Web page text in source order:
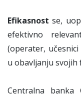
Efikasnost se,
efektivno
(operater,
u obavljanju svojih
Centralna banka